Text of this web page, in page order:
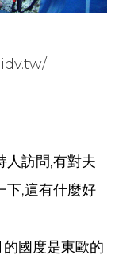
人訪問,有對夫
下,這有什麼好
國度是東歐的